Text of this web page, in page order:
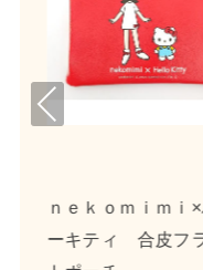
ｎｅｋｏｍｉｍｉ×
ーキティ 合皮フ
Pre